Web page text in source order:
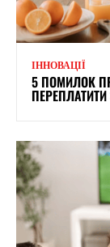
ІННОВАЦІЇ
5 ПОМИЛОК